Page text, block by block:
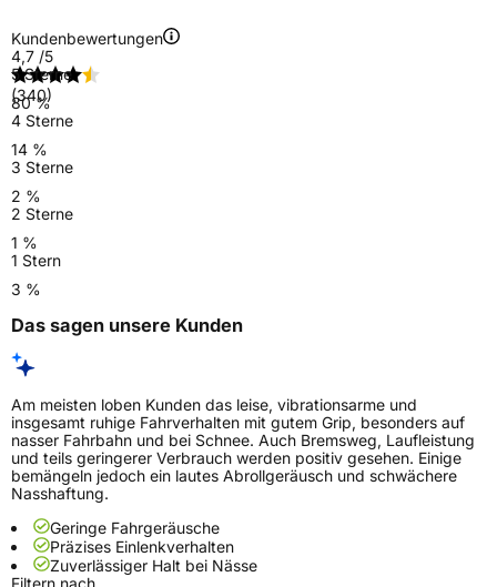
Kundenbewertungen
4,7 /5
(340)
5 Sterne
80 %
4 Sterne
14 %
3 Sterne
2 %
2 Sterne
1 %
1 Stern
3 %
Das sagen unsere Kunden
Am meisten loben Kunden das leise, vibrationsarme und
insgesamt ruhige Fahrverhalten mit gutem Grip, besonders auf
nasser Fahrbahn und bei Schnee. Auch Bremsweg, Laufleistung
und teils geringerer Verbrauch werden positiv gesehen. Einige
bemängeln jedoch ein lautes Abrollgeräusch und schwächere
Nasshaftung.
Geringe Fahrgeräusche
Präzises Einlenkverhalten
Zuverlässiger Halt bei Nässe